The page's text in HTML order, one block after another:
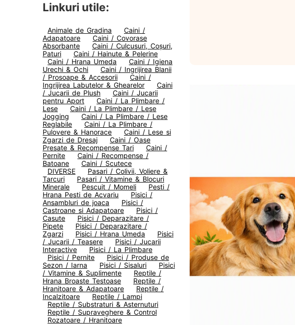
Linkuri utile:
Animale de Gradina
Caini /
Adapatoare
Caini / Covorase
Absorbante
Caini / Culcusuri, Coșuri,
Paturi
Caini / Hainute & Pelerine
Caini / Hrana Umeda
Caini / Igiena
Urechi & Ochi
Caini / Ingrijirea Blanii
/ Prosoape & Accesorii
Caini /
Ingrijirea Labutelor & Ghearelor
Caini
/ Jucarii de Plush
Caini / Jucarii
pentru Aport
Caini / La Plimbare /
Lese
Caini / La Plimbare / Lese
Jogging
Caini / La Plimbare / Lese
Reglabile
Caini / La Plimbare /
Pulovere & Hanorace
Caini / Lese si
Zgarzi de Dresaj
Caini / Oase
Presate & Recompense Tari
Caini /
Pernite
Caini / Recompense /
Batoane
Caini / Scutece
DIVERSE
Pasari / Colivii, Voliere &
Tarcuri
Pasari / Vitamine & Blocuri
Minerale
Pescuit / Momeli
Pesti /
Hrana Pesti de Acvariu
Pisici /
Ansambluri de joaca
Pisici /
Castroane si Adapatoare
Pisici /
Casute
Pisici / Deparazitare /
Pipete
Pisici / Deparazitare /
Zgarzi
Pisici / Hrana Umeda
Pisici
/ Jucarii / Teasere
Pisici / Jucarii
Interactive
Pisici / La Plimbare
Pisici / Pernite
Pisici / Produse de
Sezon / Iarna
Pisici / Sisaluri
Pisici
/ Vitamine & Suplimente
Reptile /
Hrana Broaste Testoase
Reptile /
Hranitoare & Adapatoare
Reptile /
Incalzitoare
Reptile / Lampi
Reptile / Substraturi & Asternuturi
Reptile / Supraveghere & Control
Rozatoare / Hranitoare